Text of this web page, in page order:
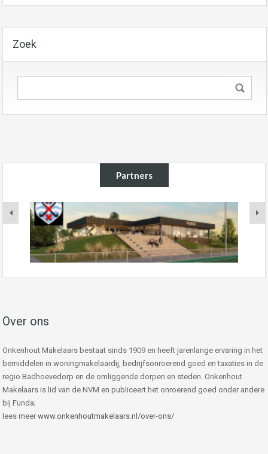
Zoek
Partners
Over ons
Onkenhout Makelaars bestaat sinds 1909 en heeft jarenlange ervaring in het
bemiddelen in woningmakelaardij, bedrijfsonroerend goed en taxaties in de
regio Badhoevedorp en de omliggende dorpen en steden. Onkenhout
Makelaars is lid van de NVM en publiceert het onroerend goed onder andere
bij Funda;
lees meer www.onkenhoutmakelaars.nl/over-ons/